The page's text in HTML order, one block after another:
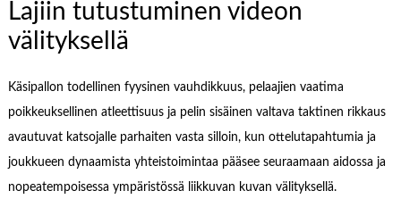
Lajiin tutustuminen videon
välityksellä
Käsipallon todellinen fyysinen vauhdikkuus, pelaajien vaatima
poikkeuksellinen atleettisuus ja pelin sisäinen valtava taktinen rikkaus
avautuvat katsojalle parhaiten vasta silloin, kun ottelutapahtumia ja
joukkueen dynaamista yhteistoimintaa pääsee seuraamaan aidossa ja
nopeatempoisessa ympäristössä liikkuvan kuvan välityksellä.